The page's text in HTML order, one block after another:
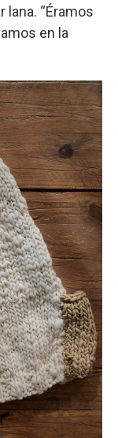
lana. “Éramos
en la